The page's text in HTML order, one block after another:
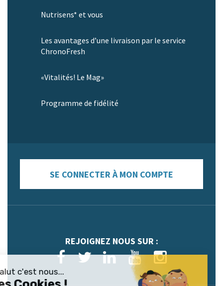
Salut c'est nous...
Nutrisens* et vous
Les avantages d’une livraison par le service
ChronoFresh
«Vitalités! Le Mag»
Programme de fidélité
SE CONNECTER À MON COMPTE
REJOIGNEZ NOUS SUR :